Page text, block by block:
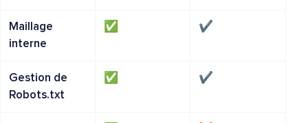
Maillage
interne
✅ ✔️
Gestion de
Robots.txt
✅ ✔️